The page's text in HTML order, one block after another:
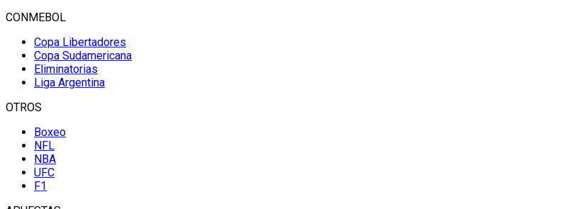
CONMEBOL
Copa Libertadores
Copa Sudamericana
Eliminatorias
Liga Argentina
OTROS
Boxeo
NFL
NBA
UFC
F1